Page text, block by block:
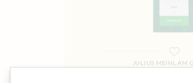
JULIUS MEINL AM